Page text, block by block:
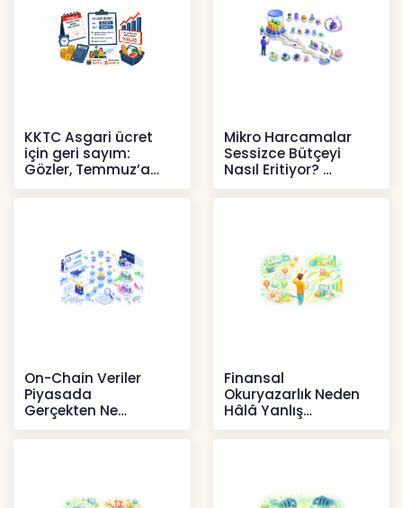
KKTC Asgari ücret
için geri sayım:
Gözler, Temmuz’a
yansıması beklenen
artışta
Mikro Harcamalar
Sessizce Bütçeyi
Nasıl Eritiyor?
İçerikler
On-Chain Veriler
Piyasada
Gerçekten Ne
Anlatır?
Kripto
Finansal
Okuryazarlık Neden
Hâlâ Yanlış
Anlaşılıyor?
İçerikler